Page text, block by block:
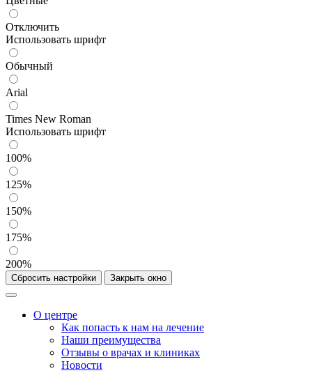
Отключить
Использовать шрифт
Обычный
Arial
Times New Roman
Использовать шрифт
100%
125%
150%
175%
200%
Сбросить настройки Закрыть окно
О центре
Как попасть к нам на лечение
Наши преимущества
Отзывы о врачах и клиниках
Новости